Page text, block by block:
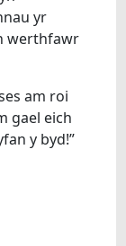
yr
werthfawr
am roi
gael eich
y byd!”